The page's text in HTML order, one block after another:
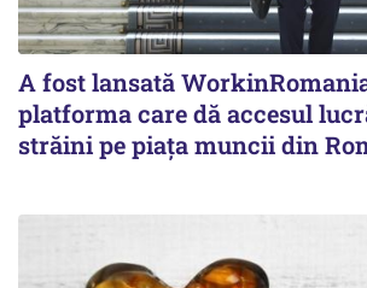
A fost lansată
platforma care dă accesul
străini pe piața muncii din